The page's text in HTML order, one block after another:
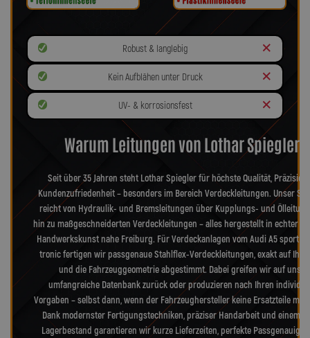
Robust & langlebig
Kein Aufblähen unter Druck
UV- & korrosionsfest
Warum Leitungen von Lothar Spiegler?
Seit über 35 Jahren steht Lothar Spiegler für höchste Qualität, Präzision
Kundenzufriedenheit – besonders im Bereich Verdeckleitungen. Unser
reicht von Hydraulik- und Bremsleitungen über Kupplungs- und
hin zu maßgeschneiderten Verdeckleitungen – alles hergestellt in echter
Handwerkskunst nahe Freiburg. Für Verdeckanlagen vom Audi A5 sport
tronic fertigen wir passgenaue Stahlflex-Verdeckleitungen, exakt auf Ihr
und die Fahrzeuggeometrie abgestimmt. Dabei greifen wir auf
umfangreiche Datenbank zurück oder produzieren nach Ihren
Vorgaben – selbst dann, wenn der Fahrzeughersteller keine Ersatzteile
Dank modernster Fertigungstechniken, präziser Handarbeit und einem
Lagerbestand garantieren wir kurze Lieferzeiten, perfekte